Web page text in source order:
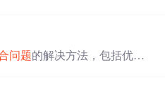
问题的解决方法，包括优限